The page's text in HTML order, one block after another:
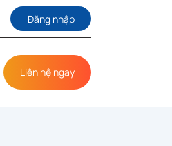
Đăng nhập
Liên hệ ngay